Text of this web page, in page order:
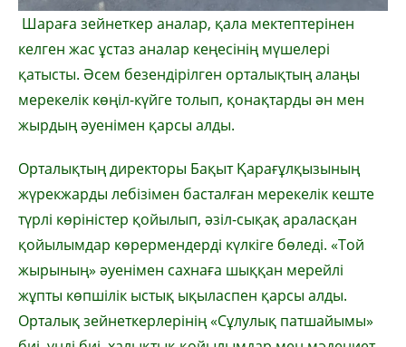
Шараға зейнеткер аналар, қала мектептерінен
келген жас ұстаз аналар кеңесінің мүшелері
қатысты. Әсем безендірілген орталықтың алаңы
мерекелік көңіл-күйге толып, қонақтарды ән мен
жырдың әуенімен қарсы алды.
Орталықтың директоры Бақыт Қарағұлқызының
жүрекжарды лебізімен басталған мерекелік кеште
түрлі көріністер қойылып, әзіл-сықақ араласқан
қойылымдар көрермендерді күлкіге бөледі. «Той
жырының» әуенімен сахнаға шыққан мерейлі
жұпты көпшілік ыстық ықыласпен қарсы алды.
Орталық зейнеткерлерінің «Сұлулық патшайымы»